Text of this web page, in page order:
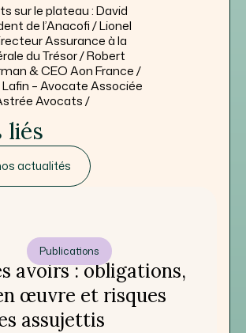
sur le plateau : David
de l’Anacofi / Lionel
Assurance à la
du Trésor / Robert
& CEO Aon France /
– Avocate Associée
Avocats /
liés
actualités
avoirs : obligations,
œuvre et risques
assujettis
Publications